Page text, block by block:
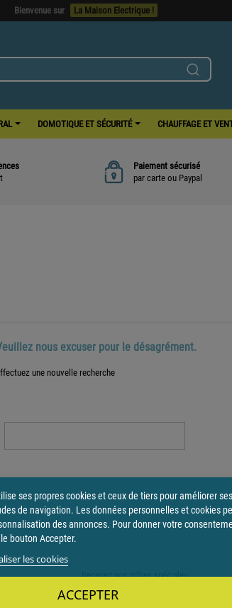
Bienvenue sur La Maison Electrique !
DOMOTIQUE ET SÉCURITÉ CHAUFFAGE ET
Paiement sécurisé
par carte ou Paypal
nous excuser pour le désagrément.
une nouvelle recherche
Recevez nos offres spéciales
ses propres cookies et ceux de tiers pour améliorer
de navigation. Les données personnelles et cookies
des annonces. Pour donner votre
bouton Accepter.
les cookies
ACCEPTER